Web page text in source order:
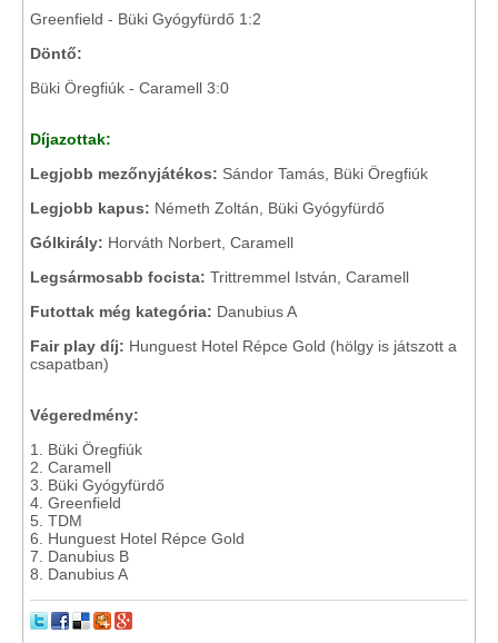
Greenfield - Büki Gyógyfürdő 1:2
Döntő:
Büki Öregfiúk - Caramell 3:0
Díjazottak:
Legjobb mezőnyjátékos: Sándor Tamás, Büki Öregfiúk
Legjobb kapus: Németh Zoltán, Büki Gyógyfürdő
Gólkirály: Horváth Norbert, Caramell
Legsármosabb focista: Trittremmel István, Caramell
Futottak még kategória: Danubius A
Fair play díj: Hunguest Hotel Répce Gold (hölgy is játszott a
csapatban)
Végeredmény:
1. Büki Öregfiúk
2. Caramell
3. Büki Gyógyfürdő
4. Greenfield
5. TDM
6. Hunguest Hotel Répce Gold
7. Danubius B
8. Danubius A